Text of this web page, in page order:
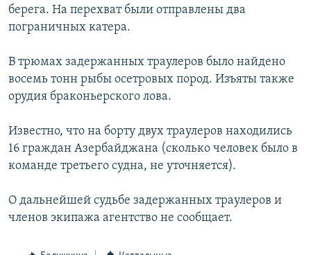
ЫҢГАЙСЫЗ СУРООЛОР
берега. На перехват были отправлены два
пограничных катера.
В трюмах задержанных траулеров было найдено
восемь тонн рыбы осетровых пород. Изъяты также
орудия браконьерского лова.
Известно, что на борту двух траулеров находились
16 граждан Азербайджана (сколько человек было в
команде третьего судна, не уточняется).
О дальнейшей судьбе задержанных траулеров и
членов экипажа агентство не сообщает.